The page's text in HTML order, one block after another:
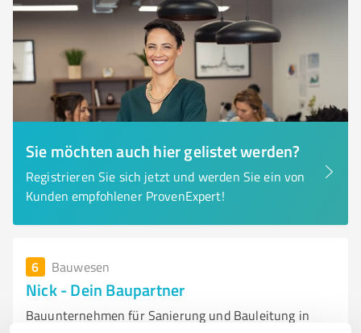
Sie möchten auch hier gelistet werden?
Registrieren Sie sich jetzt und werden Sie ein von
Kunden empfohlener ProvenExpert!
6 Bauwesen
Nick - Dein Baupartner
Bauunternehmen für Sanierung und Bauleitung in